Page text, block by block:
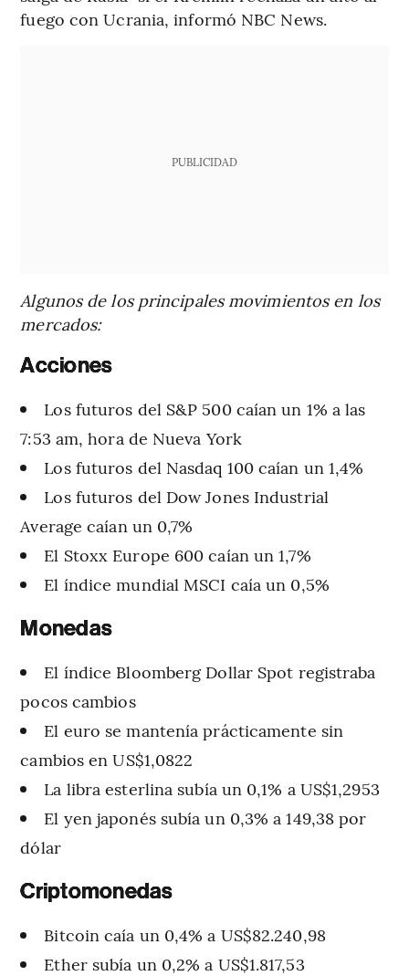
fuego con Ucrania, informó NBC News.
PUBLICIDAD
Algunos de los principales movimientos en los
mercados:
Acciones
Los futuros del S&P 500 caían un 1% a las
7:53 am, hora de Nueva York
Los futuros del Nasdaq 100 caían un 1,4%
Los futuros del Dow Jones Industrial
Average caían un 0,7%
El Stoxx Europe 600 caían un 1,7%
El índice mundial MSCI caía un 0,5%
Monedas
El índice Bloomberg Dollar Spot registraba
pocos cambios
El euro se mantenía prácticamente sin
cambios en US$1,0822
La libra esterlina subía un 0,1% a US$1,2953
El yen japonés subía un 0,3% a 149,38 por
dólar
Criptomonedas
Bitcoin caía un 0,4% a US$82.240,98
Ether subía un 0,2% a US$1.817,53